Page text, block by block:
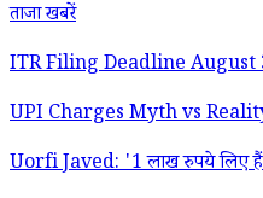
ताजा खबरें
ITR Filing Deadline August
UPI Charges Myth vs Reality:
Uorfi Javed: '1 लाख रुपये लिए हैं